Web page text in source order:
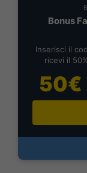
Bonus
Inserisci il
ricevi il
50€